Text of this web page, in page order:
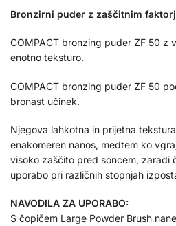
Bronzirni puder z zaščitnim
COMPACT bronzing puder ZF 50 z
enotno teksturo.
COMPACT bronzing puder ZF 50
bronast učinek.
Njegova lahkotna in prijetna
enakomeren nanos, medtem ko
visoko zaščito pred soncem, zaradi
uporabo pri različnih stopnjah
NAVODILA ZA UPORABO:
S čopičem Large Powder Brush